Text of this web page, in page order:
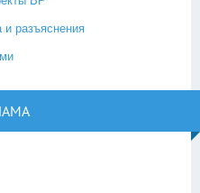
и разъяснения